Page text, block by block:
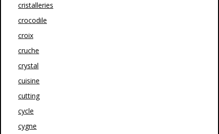
cristalleries
crocodile
croix
cruche
crystal
cuisine
cutting
cycle
cygne